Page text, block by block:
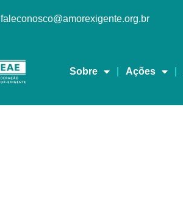
faleconosco@amorexigente.org.br
Sobre Ações